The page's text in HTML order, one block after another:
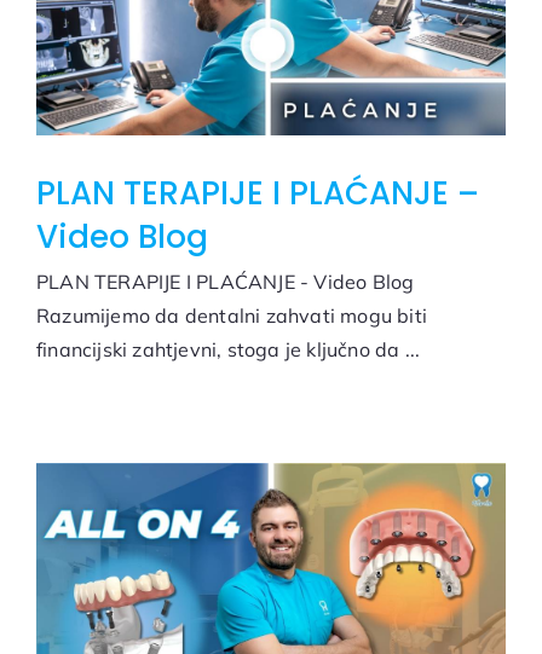
PLAN TERAPIJE I PLAĆANJE –
Video Blog
PLAN TERAPIJE I PLAĆANJE - Video Blog
Razumijemo da dentalni zahvati mogu biti
financijski zahtjevni, stoga je ključno da ...